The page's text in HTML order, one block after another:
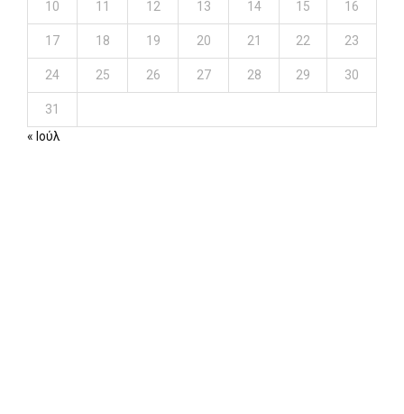
10 11 12 13 14 15 16
17 18 19 20 21 22 23
24 25 26 27 28 29 30
31
« Ιούλ